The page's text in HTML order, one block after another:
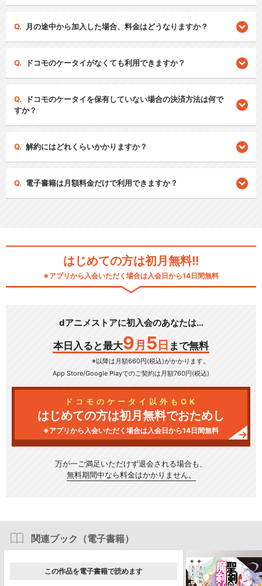
月の途中から加入した場合、料金はどうなりますか？
ドコモのケータイがなくても利用できますか？
ドコモのケータイを保有していない場合の決済方法は何で
すか？
解約にはどれくらいかかりますか？
電子書籍は月額料金だけで利用できますか？
はじめての方は初月無料!!
※アプリから入会いただく場合は入会日から14日間無料
dアニメストアに初入会のあなたは…
本日入ると最大9 月 5 日 まで無料
※以降は月額660円(税込)がかかります。
App Store/Google Playでのご契約は月額760円(税込)
ドコモのケータイ以外もOK
はじめての方は初月無料でおためし
※アプリから入会いただく場合は入会日から14日間無料
万が一ご満足いただけず退会される場合も、
無料期間中なら料金はかかりません。
関連ブック（電子書籍）
この作品を電子書籍で読めます